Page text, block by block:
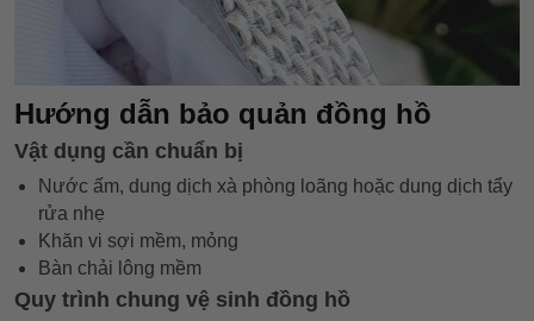
Hướng dẫn bảo quản đồng hồ
Vật dụng cần chuẩn bị
Nước ấm, dung dịch xà phòng loãng hoặc dung dịch tẩy
rửa nhẹ
Khăn vi sợi mềm, mỏng
Bàn chải lông mềm
Quy trình chung vệ sinh đồng hồ